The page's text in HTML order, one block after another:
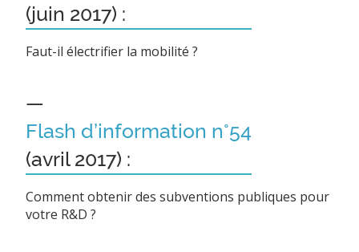
(juin 2017) :
Faut-il électrifier la mobilité ?
—
Flash d’information n°54
(avril 2017) :
Comment obtenir des subventions publiques pour
votre R&D ?